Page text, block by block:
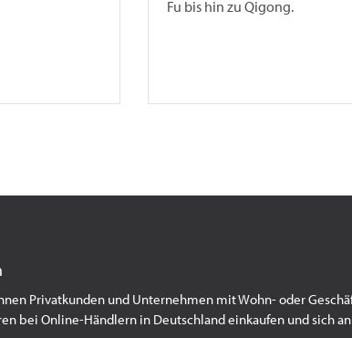
Fu bis hin zu Qigong.
Privatkunden und Unternehmen mit Wohn- oder
bei Online-Händlern in Deutschland einkaufen und sich